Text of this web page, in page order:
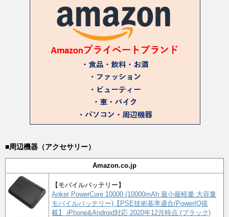
■周辺機器（アクセサリー）
Amazon.co.jp
【モバイルバッテリー】
Anker PowerCore 10000 (10000mAh 最小最軽量 大容量
モバイルバッテリー)【PSE技術基準適合/PowerIQ搭
載】 iPhone&Android対応 2020年12月時点 (ブラック)